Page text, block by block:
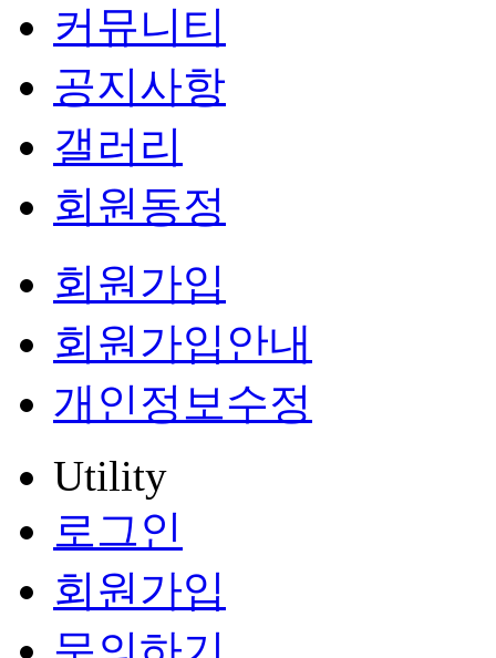
커뮤니티
공지사항
갤러리
회원동정
회원가입
회원가입안내
개인정보수정
Utility
로그인
회원가입